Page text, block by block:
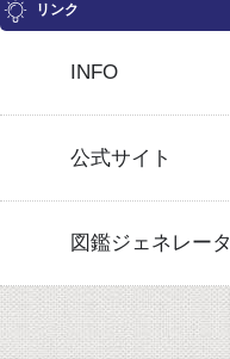
リンク
INFO
公式サイト
図鑑ジェネレータ